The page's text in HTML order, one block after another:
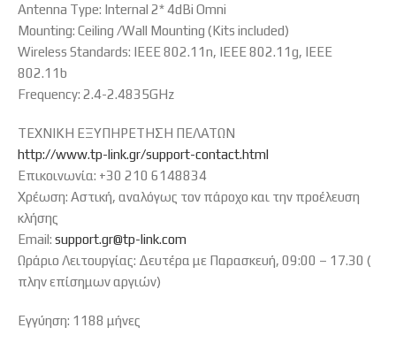
Antenna Type: Internal 2* 4dBi Omni
Mounting: Ceiling /Wall Mounting (Kits included)
Wireless Standards: IEEE 802.11n, IEEE 802.11g, IEEE
802.11b
Frequency: 2.4-2.4835GHz
ΤΕΧΝΙΚΗ ΕΞΥΠΗΡΕΤΗΣΗ ΠΕΛΑΤΩΝ
http://www.tp-link.gr/support-contact.html
Επικοινωνία: +30 210 6148834
Χρέωση: Αστική, αναλόγως τον πάροχο και την προέλευση
κλήσης
Email: support.gr@tp-link.com
Ωράριο Λειτουργίας: Δευτέρα με Παρασκευή, 09:00 – 17.30 (
πλην επίσημων αργιών)
Εγγύηση: 1188 μήνες